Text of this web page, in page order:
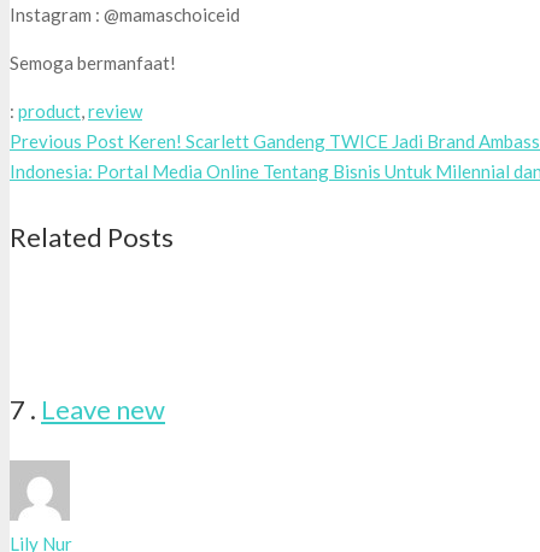
Instagram : @mamaschoiceid
Semoga bermanfaat!
: product review
Previous Post Keren! Scarlett Gandeng TWICE Jadi Brand
Indonesia: Portal Media Online Tentang Bisnis Untuk Milennial
Related Posts
7 Comments
. Leave new
Lily Nur